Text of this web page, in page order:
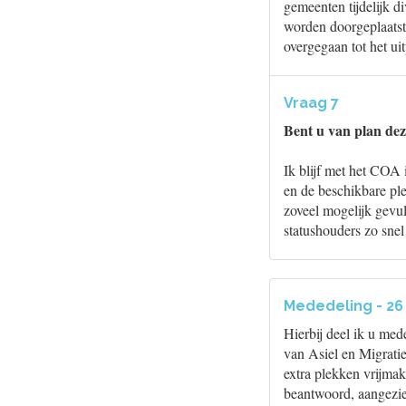
gemeenten tijdelijk
worden
overgegaan tot het
Vraag 7
Bent u van plan
Ik blijf met het COA
en de beschikbare
zoveel mogelijk
statushouders zo
Mededeling -
Hierbij deel ik u
van Asiel en
extra plekken
beantwoord,